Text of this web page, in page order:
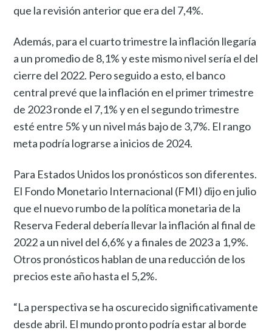
que la revisión anterior que era del 7,4%.
Además, para el cuarto trimestre la inflación llegaría
a un promedio de 8,1% y este mismo nivel sería el del
cierre del 2022. Pero seguido a esto, el banco
central prevé que la inflación en el primer trimestre
de 2023 ronde el 7,1% y en el segundo trimestre
esté entre 5% y un nivel más bajo de 3,7%. El rango
meta podría lograrse a inicios de 2024.
Para Estados Unidos los pronósticos son diferentes.
El Fondo Monetario Internacional (FMI) dijo en julio
que el nuevo rumbo de la política monetaria de la
Reserva Federal debería llevar la inflación al final de
2022 a un nivel del 6,6% y a finales de 2023 a 1,9%.
Otros pronósticos hablan de una reducción de los
precios este año hasta el 5,2%.
“La perspectiva se ha oscurecido significativamente
desde abril. El mundo pronto podría estar al borde